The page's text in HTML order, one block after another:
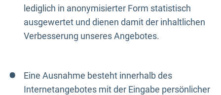
lediglich in anonymisierter Form statistisch
ausgewertet und dienen damit der inhaltlichen
Verbesserung unseres Angebotes.
Eine Ausnahme besteht innerhalb des
Internetangebotes mit der Eingabe persönlicher